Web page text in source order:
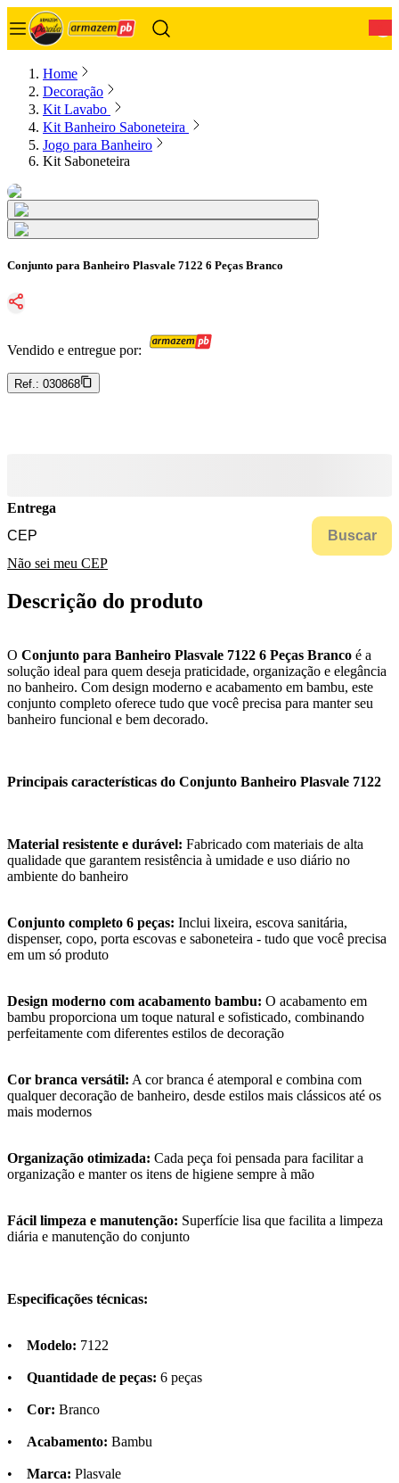
Home
Decoração
Kit Lavabo
Kit Banheiro Saboneteira
Jogo para Banheiro
Kit Saboneteira
Conjunto para Banheiro Plasvale 7122 6 Peças Branco
Vendido e entregue por:
Ref.: 030868
Entrega
Buscar
Não sei meu CEP
Descrição do produto
O Conjunto para Banheiro Plasvale 7122 6 Peças Branco é a
solução ideal para quem deseja praticidade, organização e elegância
no banheiro. Com design moderno e acabamento em bambu, este
conjunto completo oferece tudo que você precisa para manter seu
banheiro funcional e bem decorado.
Principais características do Conjunto Banheiro Plasvale 7122
Material resistente e durável: Fabricado com materiais de alta
qualidade que garantem resistência à umidade e uso diário no
ambiente do banheiro
Conjunto completo 6 peças: Inclui lixeira, escova sanitária,
dispenser, copo, porta escovas e saboneteira - tudo que você precisa
em um só produto
Design moderno com acabamento bambu: O acabamento em
bambu proporciona um toque natural e sofisticado, combinando
perfeitamente com diferentes estilos de decoração
Cor branca versátil: A cor branca é atemporal e combina com
qualquer decoração de banheiro, desde estilos mais clássicos até os
mais modernos
Organização otimizada: Cada peça foi pensada para facilitar a
organização e manter os itens de higiene sempre à mão
Fácil limpeza e manutenção: Superfície lisa que facilita a limpeza
diária e manutenção do conjunto
Especificações técnicas:
• Modelo: 7122
• Quantidade de peças: 6 peças
• Cor: Branco
• Acabamento: Bambu
• Marca: Plasvale